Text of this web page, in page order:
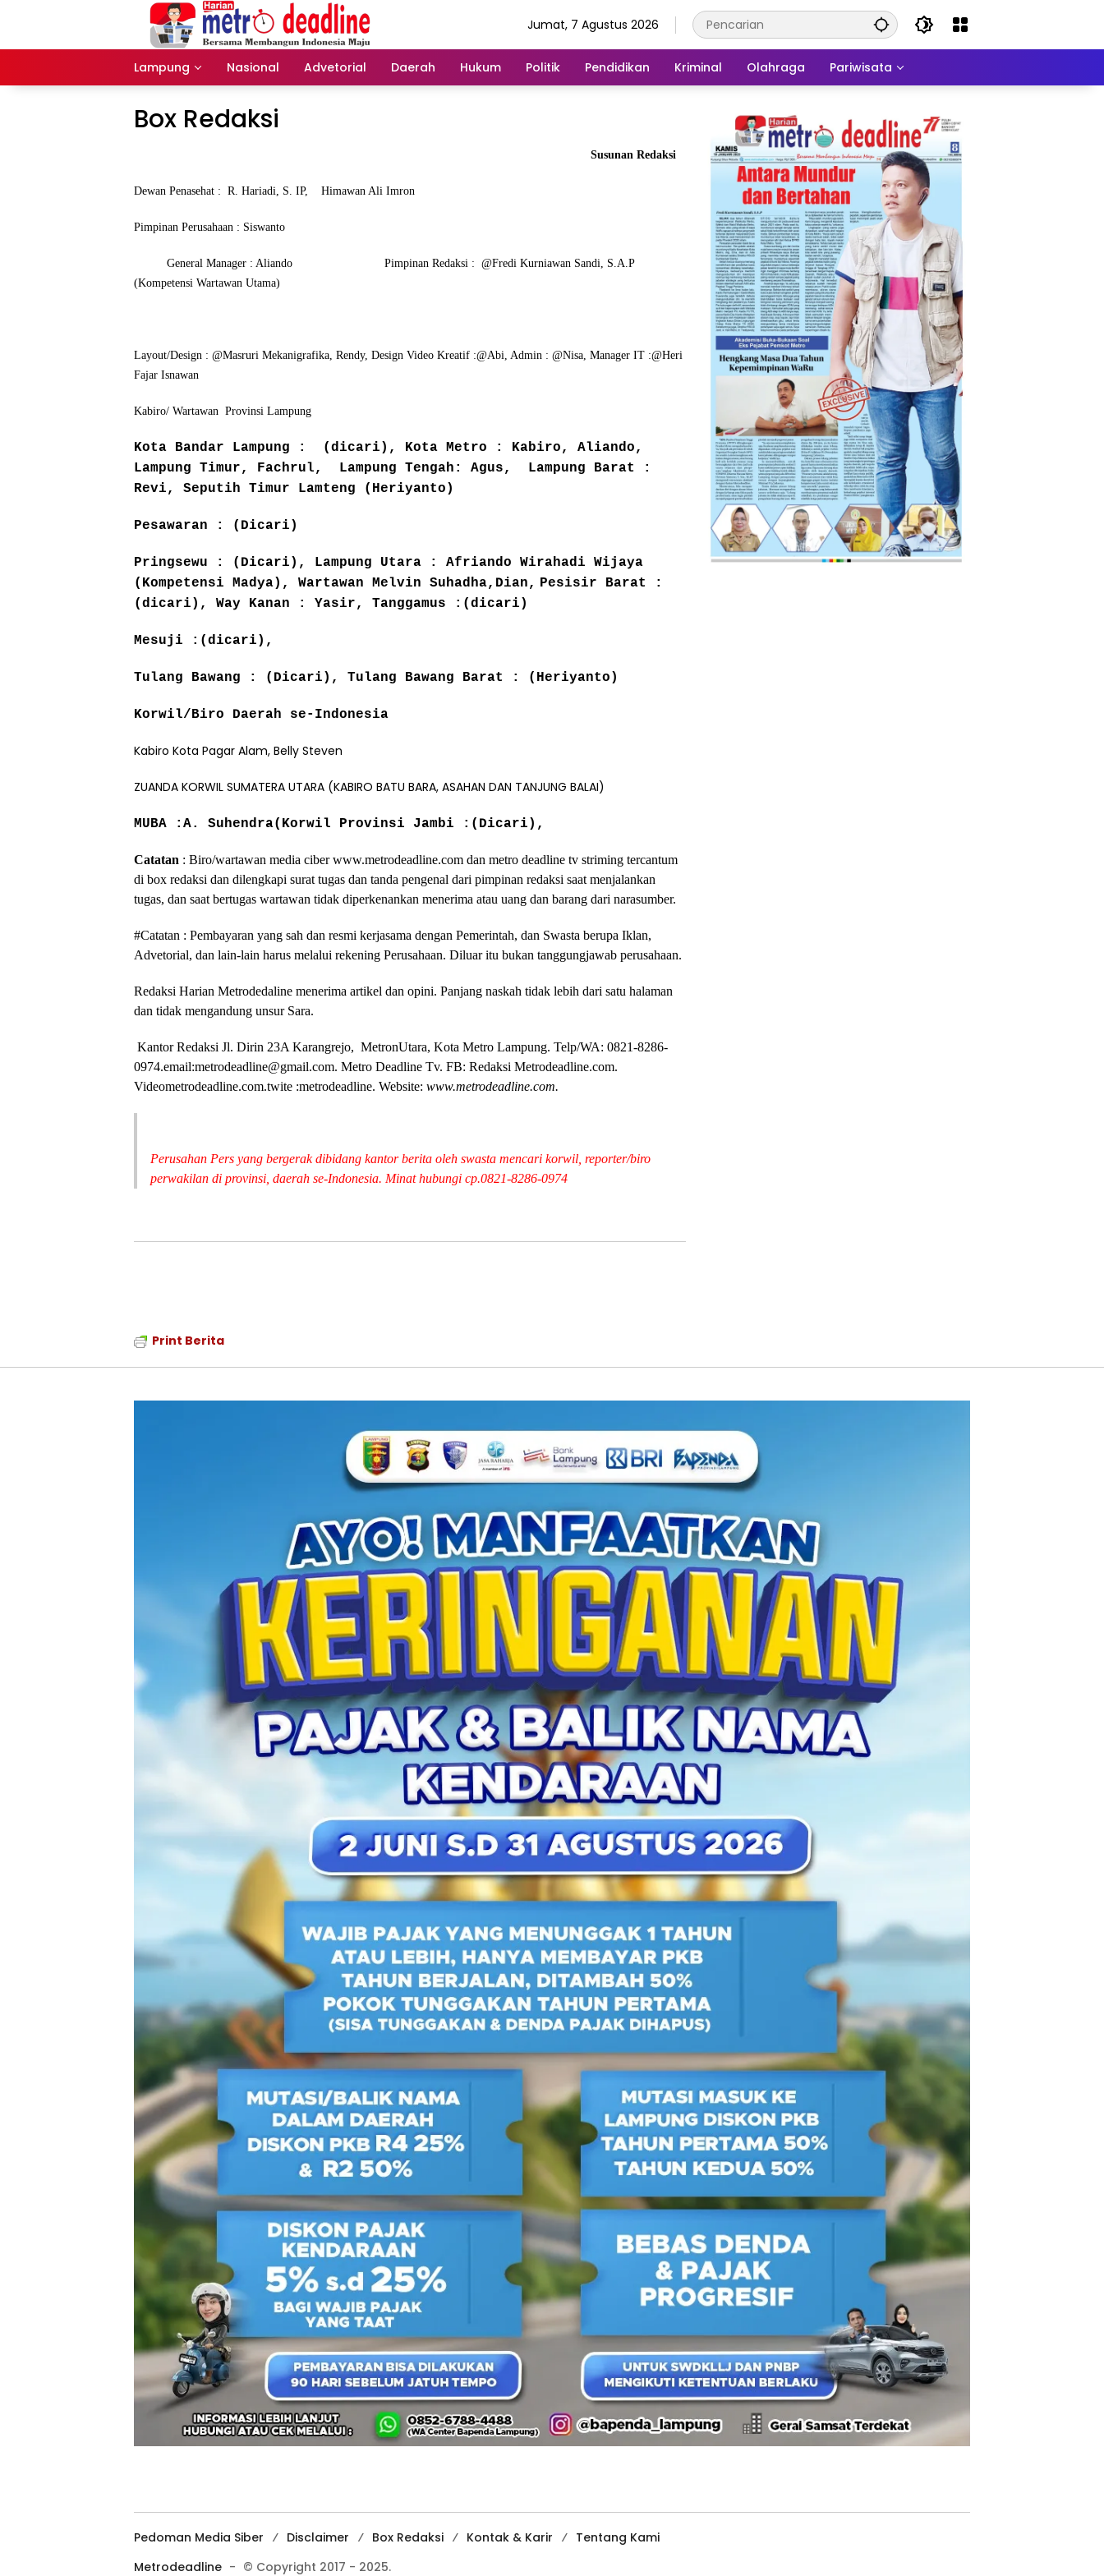
Jumat, 7 Agustus 2026
Lampung Nasional Advetorial Daerah Hukum Politik Pendidikan Kriminal Olahraga Pariwisata
Box Redaksi
Susunan Redaksi
Dewan Penasehat : R. Hariadi, S. IP, Himawan Ali Imron
Pimpinan Perusahaan : Siswanto
General Manager : Aliando Pimpinan Redaksi : @Fredi Kurniawan Sandi, S.A.P
(Kompetensi Wartawan Utama)
Layout/Design : @Masruri Mekanigrafika, Rendy, Design Video Kreatif :@Abi, Admin : @Nisa, Manager IT :@Heri
Fajar Isnawan
Kabiro/ Wartawan Provinsi Lampung
Kota Bandar Lampung : (dicari), Kota Metro : Kabiro, Aliando,
Lampung Timur, Fachrul, Lampung Tengah: Agus, Lampung Barat :
Revi, Seputih Timur Lamteng (Heriyanto)
Pesawaran : (Dicari)
Pringsewu : (Dicari), Lampung Utara : Afriando Wirahadi Wijaya
(Kompetensi Madya), Wartawan Melvin Suhadha,Dian, Pesisir Barat :
(dicari), Way Kanan : Yasir, Tanggamus :(dicari)
Mesuji :(dicari),
Tulang Bawang : (Dicari), Tulang Bawang Barat : (Heriyanto)
Korwil/Biro Daerah se-Indonesia
Kabiro Kota Pagar Alam, Belly Steven
ZUANDA KORWIL SUMATERA UTARA (KABIRO BATU BARA, ASAHAN DAN TANJUNG BALAI)
MUBA :A. Suhendra(Korwil Provinsi Jambi :(Dicari),
Catatan : Biro/wartawan media ciber www.metrodeadline.com dan metro deadline tv striming tercantum
di box redaksi dan dilengkapi surat tugas dan tanda pengenal dari pimpinan redaksi saat menjalankan
tugas, dan saat bertugas wartawan tidak diperkenankan menerima atau uang dan barang dari narasumber.
#Catatan : Pembayaran yang sah dan resmi kerjasama dengan Pemerintah, dan Swasta berupa Iklan,
Advetorial, dan lain-lain harus melalui rekening Perusahaan. Diluar itu bukan tanggungjawab perusahaan.
Redaksi Harian Metrodedaline menerima artikel dan opini. Panjang naskah tidak lebih dari satu halaman
dan tidak mengandung unsur Sara.
Kantor Redaksi Jl. Dirin 23A Karangrejo, MetronUtara, Kota Metro Lampung. Telp/WA: 0821-8286-
0974.email:metrodeadline@gmail.com. Metro Deadline Tv. FB: Redaksi Metrodeadline.com.
Videometrodeadline.com.twite :metrodeadline. Website: www.metrodeadline.com.
Perusahan Pers yang bergerak dibidang kantor berita oleh swasta mencari korwil, reporter/biro
perwakilan di provinsi, daerah se-Indonesia. Minat hubungi cp.0821-8286-0974
Print Berita
Pedoman Media Siber Disclaimer Box Redaksi Kontak & Karir
Tentang Kami
Metrodeadline - © Copyright 2017 - 2025.